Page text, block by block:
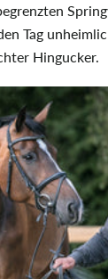
Tag
Hingucker.